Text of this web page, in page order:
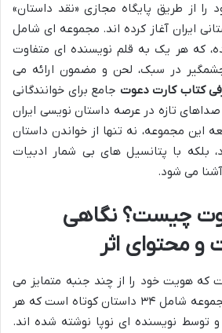
را از طریق پایگاه مجازی «نقد داستان»
ایران آغاز کرده اند. مجموعه ای شامل
که هر یک به قلم نویسنده ای متفاوت
در سبک، لحن و مضمون ارائه می
کتاب کارت دعوت جامع برای خوانندگانی
تازه در عرصه داستان نویسی ایران
این مجموعه، نه تنها از خواندن داستان
با پتانسیل های بی شمار ادبیات
می شود.
چیست؟ نگاهی
محتوای اثر
که هویت خود را از چند جنبه متمایز می
کند. در وهله اول، این مجموعه شامل ۳۴ داستان کوتاه است که هر
نویسنده ای نوپا نوشته شده اند.